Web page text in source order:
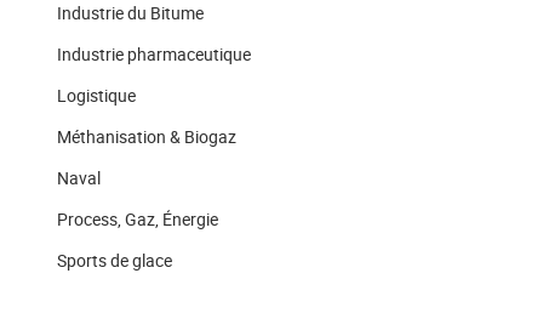
Industrie du Bitume
Industrie pharmaceutique
Logistique
Méthanisation & Biogaz
Naval
Process, Gaz, Énergie
Sports de glace